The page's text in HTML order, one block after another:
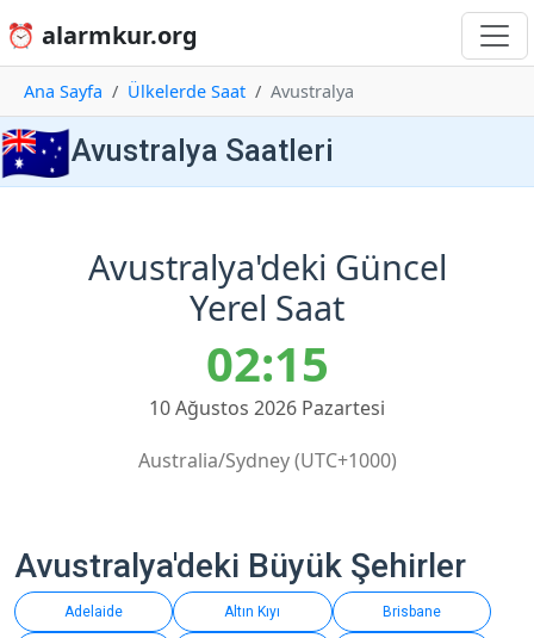
⏰ alarmkur.org
Ana Sayfa Ülkelerde Saat Avustralya
🇦🇺Avustralya Saatleri
Avustralya'deki Güncel
Yerel Saat
02:15
10 Ağustos 2026 Pazartesi
Australia/Sydney (UTC+1000)
Avustralya'deki Büyük Şehirler
Adelaide Altın Kıyı Brisbane